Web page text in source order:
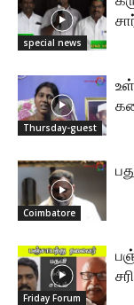
special news
Thursday-guest
Coimbatore
Friday Forum